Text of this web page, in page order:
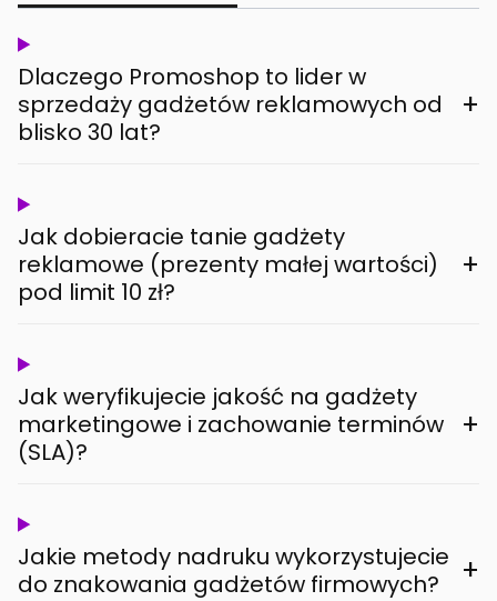
Dlaczego Promoshop to lider w
sprzedaży gadżetów reklamowych od
blisko 30 lat?
+
Jak dobieracie tanie gadżety
reklamowe (prezenty małej wartości)
pod limit 10 zł?
+
Jak weryfikujecie jakość na gadżety
marketingowe i zachowanie terminów
(SLA)?
+
Jakie metody nadruku wykorzystujecie
do znakowania gadżetów firmowych?
+